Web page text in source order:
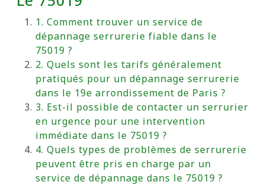
1. Comment trouver un service de
dépannage serrurerie fiable dans le
75019 ?
2. Quels sont les tarifs généralement
pratiqués pour un dépannage serrurerie
dans le 19e arrondissement de Paris ?
3. Est-il possible de contacter un serrurier
en urgence pour une intervention
immédiate dans le 75019 ?
4. Quels types de problèmes de serrurerie
peuvent être pris en charge par un
service de dépannage dans le 75019 ?